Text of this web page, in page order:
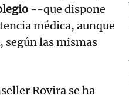
--que dispone
médica, aunque
, según las mismas
Rovira se ha